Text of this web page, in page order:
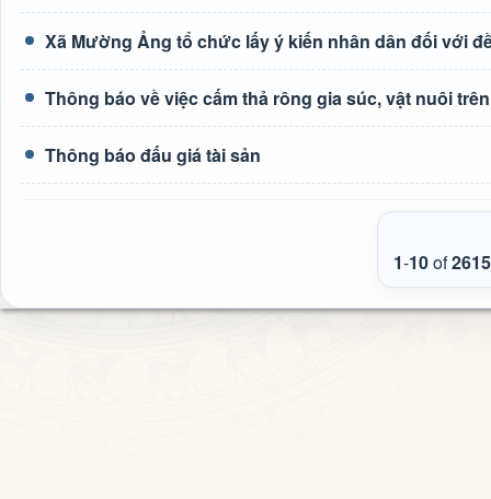
Xã Mường Ảng tổ chức lấy ý kiến nhân dân đối với
Thông báo về việc cấm thả rông gia súc, vật nuôi
Thông báo đấu giá tài sản
1-10of2615